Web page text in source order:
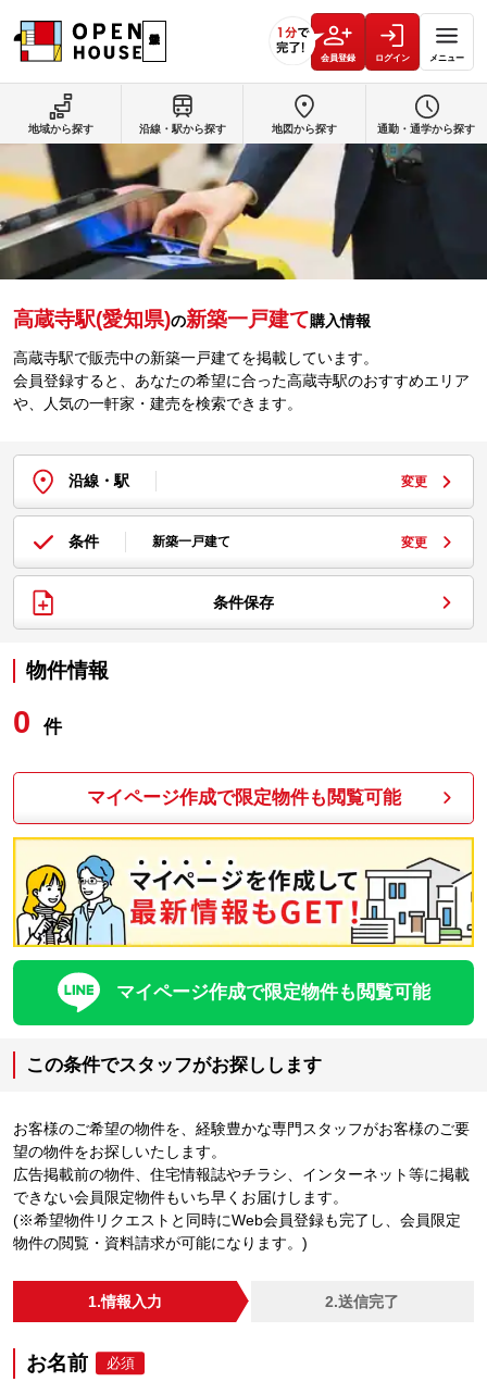
会員登録 ログイン メニュー
高蔵寺駅(愛知県)の新築一戸建て購入情報
高蔵寺駅で販売中の新築一戸建てを掲載しています。
会員登録すると、あなたの希望に合った高蔵寺駅のおすすめエリア
や、人気の一軒家・建売を検索できます。
沿線・駅 変更
条件 新築一戸建て 変更
条件保存
物件情報
0 件
マイページ作成で限定物件も閲覧可能
マイページ作成で限定物件も閲覧可能
この条件でスタッフがお探しします
お客様のご希望の物件を、経験豊かな専門スタッフがお客様のご要
望の物件をお探しいたします。
広告掲載前の物件、住宅情報誌やチラシ、インターネット等に掲載
できない会員限定物件もいち早くお届けします。
(※希望物件リクエストと同時にWeb会員登録も完了し、会員限定
物件の閲覧・資料請求が可能になります。)
1.情報入力 2.送信完了
お名前 必須
地域から探す 沿線・駅から探す 地図から探す 通勤・通学から探す